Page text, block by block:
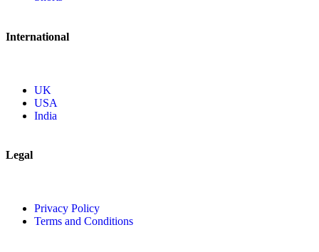
International
UK
USA
India
Legal
Privacy Policy
Terms and Conditions